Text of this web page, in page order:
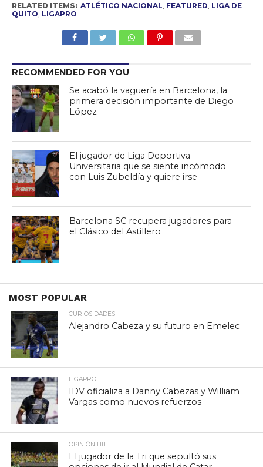
RELATED ITEMS: ATLÉTICO NACIONAL FEATURED LIGA DE
QUITO LIGAPRO
RECOMMENDED FOR YOU
Se acabó la vaguería en Barcelona, la
primera decisión importante de Diego
López
El jugador de Liga Deportiva
Universitaria que se siente incómodo
con Luis Zubeldía y quiere irse
Barcelona SC recupera jugadores para
el Clásico del Astillero
MOST POPULAR
CURIOSIDADES
Alejandro Cabeza y su futuro en Emelec
LIGAPRO
IDV oficializa a Danny Cabezas y William
Vargas como nuevos refuerzos
OPINIÓN HIT
El jugador de la Tri que sepultó sus